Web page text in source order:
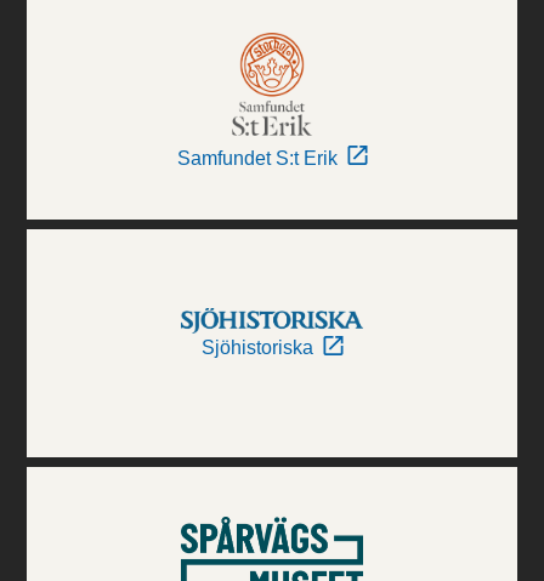
Samfundet S:t Erik
Sjöhistoriska